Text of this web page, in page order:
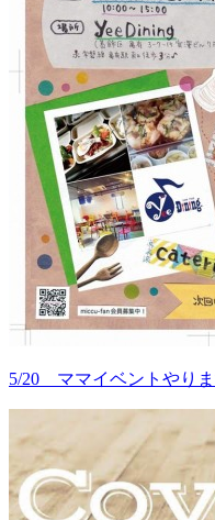
5/20 ママイベントやりま